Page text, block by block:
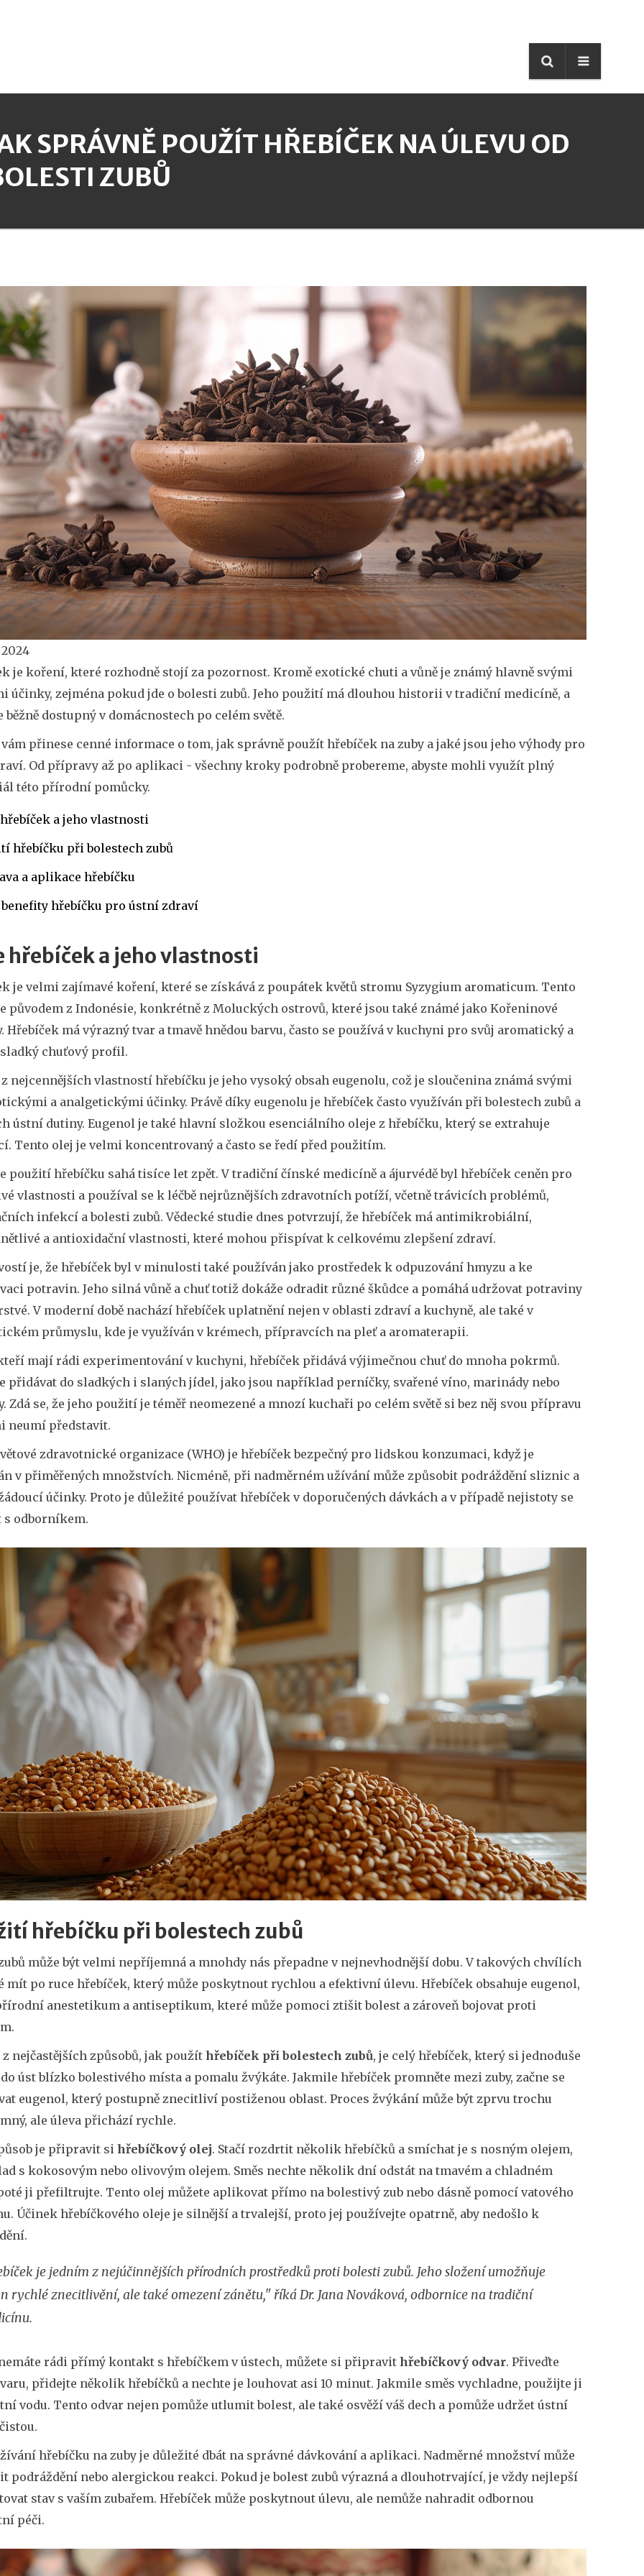
SPRÁVNĚ POUŽÍT HŘEBÍČEK NA ÚLEVU OD
ZUBŮ
je koření, které rozhodně stojí za pozornost. Kromě exotické chuti a vůně je známý hlavně svými
účinky, zejména pokud jde o bolesti zubů. Jeho použití má dlouhou historii v tradiční medicíně, a
běžně dostupný v domácnostech po celém světě.
přinese cenné informace o tom, jak správně použít hřebíček na zuby a jaké jsou jeho výhody pro
Od přípravy až po aplikaci - všechny kroky podrobně probereme, abyste mohli využít plný
této přírodní pomůcky.
a jeho vlastnosti
hřebíčku při bolestech zubů
a aplikace hřebíčku
hřebíčku pro ústní zdraví
hřebíček a jeho vlastnosti
je velmi zajímavé koření, které se získává z poupátek květů stromu Syzygium aromaticum. Tento
původem z Indonésie, konkrétně z Moluckých ostrovů, které jsou také známé jako Kořeninové
Hřebíček má výrazný tvar a tmavě hnědou barvu, často se používá v kuchyni pro svůj aromatický a
chuťový profil.
z nejcennějších vlastností hřebíčku je jeho vysoký obsah eugenolu, což je sloučenina známá svými
a analgetickými účinky. Právě díky eugenolu je hřebíček často využíván při bolestech zubů a
ústní dutiny. Eugenol je také hlavní složkou esenciálního oleje z hřebíčku, který se extrahuje
Tento olej je velmi koncentrovaný a často se ředí před použitím.
použití hřebíčku sahá tisíce let zpět. V tradiční čínské medicíně a ájurvédě byl hřebíček ceněn pro
vlastnosti a používal se k léčbě nejrůznějších zdravotních potíží, včetně trávicích problémů,
infekcí a bolesti zubů. Vědecké studie dnes potvrzují, že hřebíček má antimikrobiální,
a antioxidační vlastnosti, které mohou přispívat k celkovému zlepšení zdraví.
je, že hřebíček byl v minulosti také používán jako prostředek k odpuzování hmyzu a ke
potravin. Jeho silná vůně a chuť totiž dokáže odradit různé škůdce a pomáhá udržovat potraviny
V moderní době nachází hřebíček uplatnění nejen v oblasti zdraví a kuchyně, ale také v
průmyslu, kde je využíván v krémech, přípravcích na pleť a aromaterapii.
mají rádi experimentování v kuchyni, hřebíček přidává výjimečnou chuť do mnoha pokrmů.
přidávat do sladkých i slaných jídel, jako jsou například perníčky, svařené víno, marinády nebo
Zdá se, že jeho použití je téměř neomezené a mnozí kuchaři po celém světě si bez něj svou přípravu
neumí představit.
zdravotnické organizace (WHO) je hřebíček bezpečný pro lidskou konzumaci, když je
v přiměřených množstvích. Nicméně, při nadměrném užívání může způsobit podráždění sliznic a
účinky. Proto je důležité používat hřebíček v doporučených dávkách a v případě nejistoty se
odborníkem.
hřebíčku při bolestech zubů
může být velmi nepříjemná a mnohdy nás přepadne v nejnevhodnější dobu. V takových chvílích
mít po ruce hřebíček, který může poskytnout rychlou a efektivní úlevu. Hřebíček obsahuje eugenol,
anestetikum a antiseptikum, které může pomoci ztišit bolest a zároveň bojovat proti
z nejčastějších způsobů, jak použít hřebíček při bolestech zubů, je celý hřebíček, který si jednoduše
úst blízko bolestivého místa a pomalu žvýkáte. Jakmile hřebíček promněte mezi zuby, začne se
eugenol, který postupně znecitliví postiženou oblast. Proces žvýkání může být zprvu trochu
ale úleva přichází rychle.
je připravit si hřebíčkový olej. Stačí rozdrtit několik hřebíčků a smíchat je s nosným olejem,
s kokosovým nebo olivovým olejem. Směs nechte několik dní odstát na tmavém a chladném
ji přefiltrujte. Tento olej můžete aplikovat přímo na bolestivý zub nebo dásně pomocí vatového
Účinek hřebíčkového oleje je silnější a trvalejší, proto jej používejte opatrně, aby nedošlo k
je jedním z nejúčinnějších přírodních prostředků proti bolesti zubů. Jeho složení umožňuje
rychlé znecitlivění, ale také omezení zánětu," říká Dr. Jana Nováková, odbornice na tradiční
rádi přímý kontakt s hřebíčkem v ústech, můžete si připravit hřebíčkový odvar. Přiveďte
přidejte několik hřebíčků a nechte je louhovat asi 10 minut. Jakmile směs vychladne, použijte ji
vodu. Tento odvar nejen pomůže utlumit bolest, ale také osvěží váš dech a pomůže udržet ústní
hřebíčku na zuby je důležité dbát na správné dávkování a aplikaci. Nadměrné množství může
podráždění nebo alergickou reakci. Pokud je bolest zubů výrazná a dlouhotrvající, je vždy nejlepší
stav s vaším zubařem. Hřebíček může poskytnout úlevu, ale nemůže nahradit odbornou
péči.